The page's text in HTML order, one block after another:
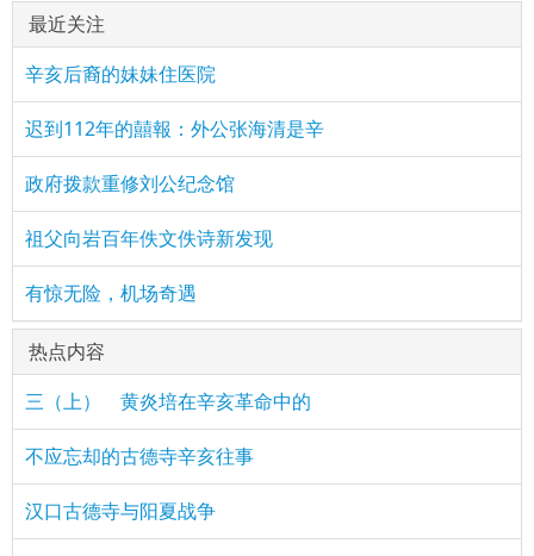
最近关注
辛亥后裔的妹妹住医院
迟到112年的囍報：外公张海清是辛
政府拨款重修刘公纪念馆
祖父向岩百年佚文佚诗新发现
有惊无险，机场奇遇
热点内容
三（上） 黄炎培在辛亥革命中的
不应忘却的古德寺辛亥往事
汉口古德寺与阳夏战争